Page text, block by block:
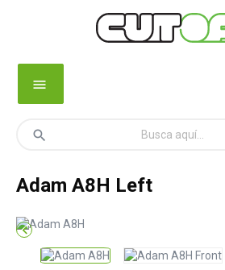
menu
search
Adam A8H Left
